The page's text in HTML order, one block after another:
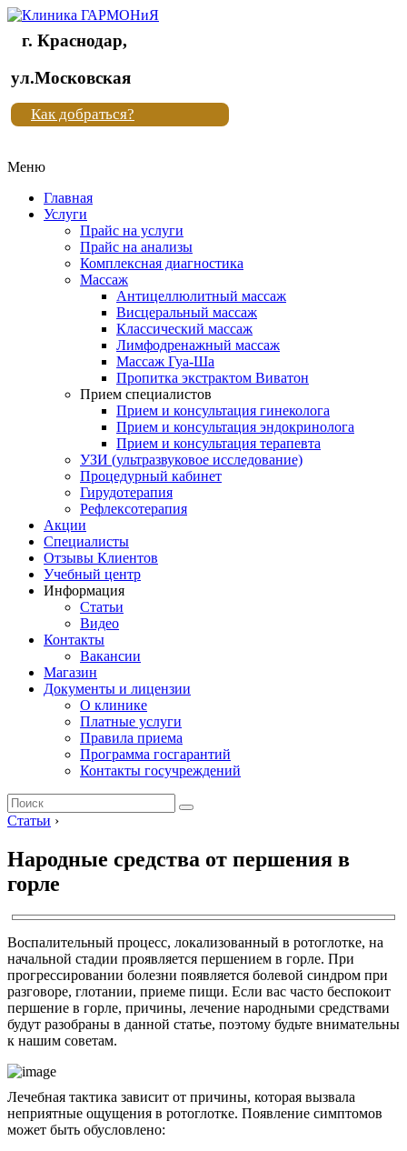
Клиника
"Новая
жизнь"
Клиника
жизнь"
г. Краснодар,
ул.Московская
Как добраться?
Меню
Главная
Услуги
Прайс на услуги
Прайс на анализы
Комплексная диагностика
Массаж
Антицеллюлитный массаж
Висцеральный массаж
Классический массаж
Лимфодренажный массаж
Массаж Гуа-Ша
Пропитка экстрактом Виватон
Прием специалистов
Прием и консультация гинеколога
Прием и консультация эндокринолога
Прием и консультация терапевта
УЗИ (ультразвуковое исследование)
Процедурный кабинет
Гирудотерапия
Рефлексотерапия
Акции
Специалисты
Отзывы Клиентов
Учебный центр
Информация
Статьи
Видео
Контакты
Вакансии
Магазин
Документы и лицензии
О клинике
Платные услуги
Правила приема
Программа госгарантий
Контакты госучреждений
Статьи ›
Народные средства от першения в
горле
Воспалительный процесс, локализованный в ротоглотке, на
начальной стадии проявляется першением в горле. При
прогрессировании болезни появляется болевой синдром при
разговоре, глотании, приеме пищи. Если вас часто беспокоит
першение в горле, причины, лечение народными средствами
будут разобраны в данной статье, поэтому будьте внимательны
к нашим советам.
Лечебная тактика зависит от причины, которая вызвала
неприятные ощущения в ротоглотке. Появление симптомов
может быть обусловлено: